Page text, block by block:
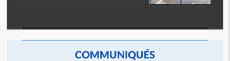
COMMUNIQUÉS